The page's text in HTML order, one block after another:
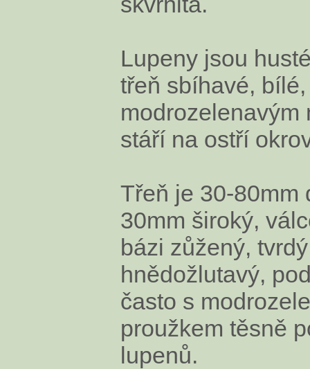
Lupeny jsou
třeň sbíhavé,
modrozelenavým
stáří na ostří
Třeň je 30-80mm
30mm široký,
bázi zůžený,
hnědožlutavý,
často s
proužkem těsně
lupenů.